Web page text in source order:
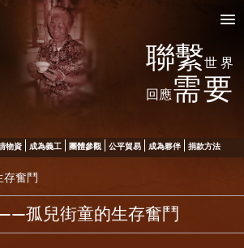
聯繫世界
回應需要
物資 成為義工 團體參觀 公平貿易 成為夥伴 捐款方法
奮鬥
孤兒街童的生存奮鬥